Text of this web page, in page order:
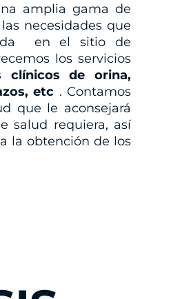
amplia gama de
necesidades que
en el sitio de
los servicios
clínicos de orina,
etc . Contamos
que le aconsejará
salud requiera, así
la obtención de los